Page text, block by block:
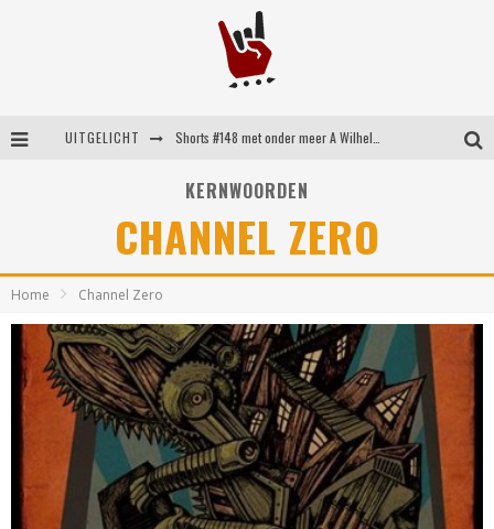
UITGELICHT
Britse emorockers van Basement maken tweede comeback met het indrukwekkende ‘Wired’
Shorts #149 met onder meer No Cure, Eva Under Fire, The Hu en Sleeping With Sirens
KERNWOORDEN
CHANNEL ZERO
Home Channel Zero